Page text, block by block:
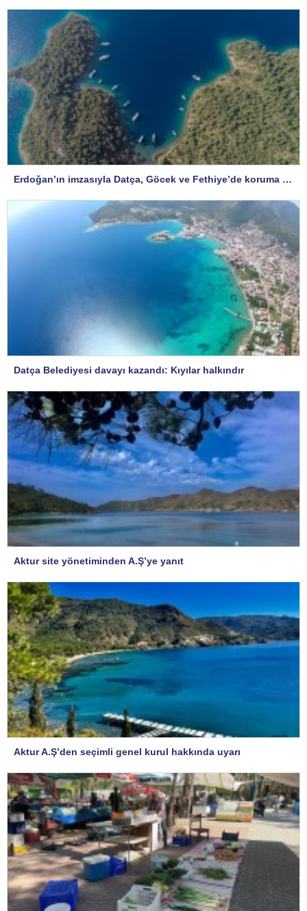
Erdoğan’ın imzasıyla Datça, Göcek ve Fethiye’de koruma statüsü değişti
Datça Belediyesi davayı kazandı: Kıyılar halkındır
Aktur site yönetiminden A.Ş’ye yanıt
Aktur A.Ş’den seçimli genel kurul hakkında uyarı